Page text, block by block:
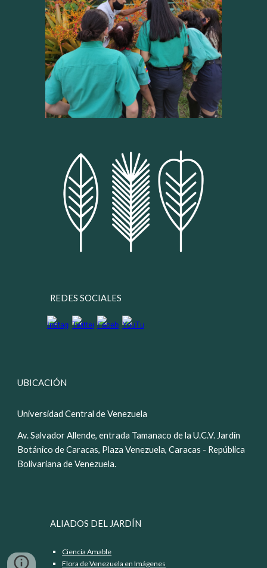
REDES SOCIALES
UBICACIÓN
Universidad Central de Venezuela
Av. Salvador Allende, entrada Tamanaco de la U.C.V. Jardín
Botánico de Caracas, Plaza Venezuela, Caracas - República
Bolivariana de Venezuela.
ALIADOS DEL JARDÍN
Ciencia Amable
Flora de Venezuela en Imágenes